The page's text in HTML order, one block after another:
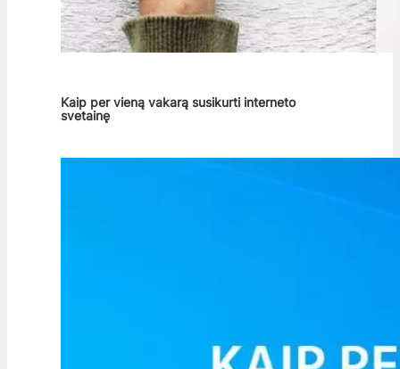
Kaip per vieną vakarą susikurti interneto
svetainę